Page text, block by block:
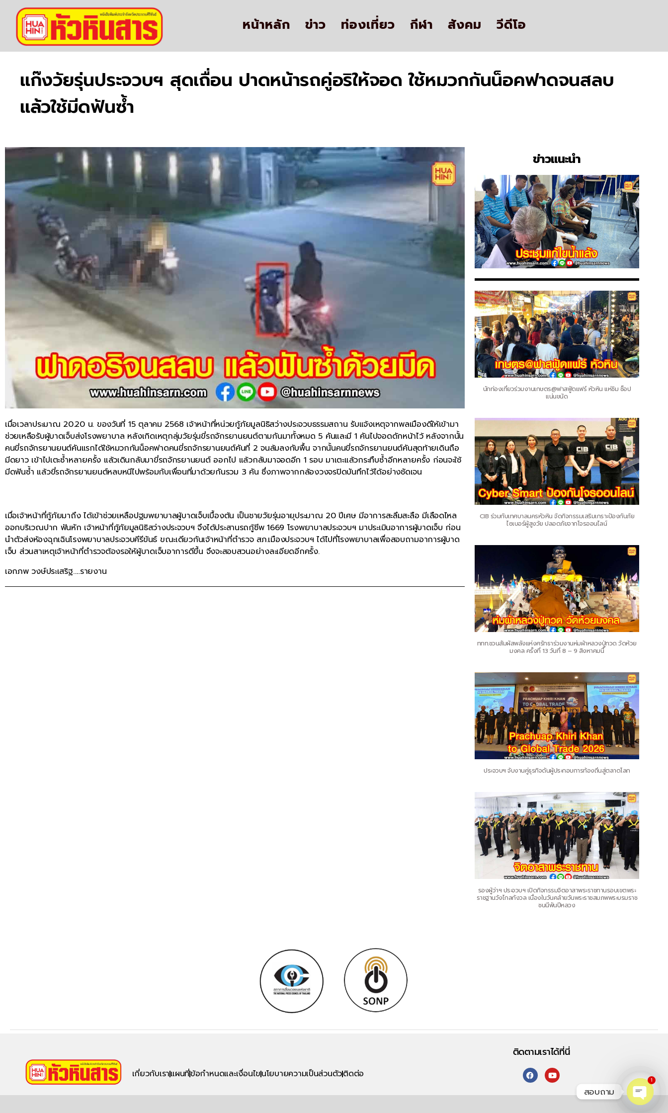
หน้าหลัก ข่าว ท่องเที่ยว กีฬา สังคม วีดีโอ
แก๊งวัยรุ่นประจวบฯ สุดเถื่อน ปาดหน้ารถคู่อริให้จอด ใช้หมวกกันน็อคฟาดจนสลบ
แล้วใช้มีดฟันซ้ำ
เมื่อเวลาประมาณ 20.20 น. ของวันที่ 15 ตุลาคม 2568 เจ้าหน้าที่หน่วยกู้ภัยมูลนิธิสว่างประจวบธรรมสถาน รับแจ้งเหตุจากพลเมืองดีให้เข้ามา
ช่วยเหลือรับผู้บาดเจ็บส่งโรงพยาบาล หลังเกิดเหตุกลุ่มวัยรุ่นขี่รถจักรยานยนต์ตามกันมาทั้งหมด 5 คันและมี 1 คันไปจอดดักหน้าไว้ หลังจากนั้น
คนขี่รถจักรยานยนต์คันแรกได้ใช้หมวกกันน็อคฟาดคนขี่รถจักรยานยนต์คันที่ 2 จนล้มลงกับพื้น จากนั้นคนขี่รถจักรยานยนต์คันสุดท้ายเดินถือ
มีดยาว เข้าไปเตะซ้ำหลายครั้ง แล้วเดินกลับมาขี่รถจักรยานยนต์ ออกไป แล้วกลับมาจอดอีก 1 รอบ มาเตะแล้วกระทืบซ้ำอีกหลายครั้ง ก่อนจะใช้
มีดฟันซ้ำ แล้วขี่รถจักรยานยนต์หลบหนีไปพร้อมกับเพื่อนที่มาด้วยกันรวม 3 คัน ซึ่งภาพจากกล้องวงจรปิดบันทึกไว้ได้อย่างชัดเจน
เมื่อเจ้าหน้าที่กู้ภัยมาถึง ได้เข้าช่วยเหลือปฐมพยาบาลผู้บาดเจ็บเบื้องต้น เป็นชายวัยรุ่นอายุประมาณ 20 ปีเศษ มีอาการสะลึมสะลือ มีเลือดไหล
ออกบริเวณปาก ฟันหัก เจ้าหน้าที่กู้ภัยมูลนิธิสว่างประจวบฯ จึงได้ประสานรถกู้ชีพ 1669 โรงพยาบาลประจวบฯ มาประเมินอาการผู้บาดเจ็บ ก่อน
นำตัวส่งห้องฉุกเฉินโรงพยาบาลประจวบคีรีขันธ์ ขณะเดียวกันเจ้าหน้าที่ตำรวจ สภ.เมืองประจวบฯ ได้ไปที่โรงพยาบาลเพื่อสอบถามอาการผู้บาด
เจ็บ ส่วนสาเหตุเจ้าหน้าที่ตำรวจต้องรอให้ผู้บาดเจ็บอาการดีขึ้น จึงจะสอบสวนอย่างละเอียดอีกครั้ง.
เอกภพ วงษ์ประเสริฐ…..รายงาน
ข่าวแนะนำ
นักท่องเที่ยวร่วมงานเกษตร@ฟาสฟู้ดแฟร์ หัวหิน แห่ชิม ช็อป
แน่นขนัด
CIB ร่วมกับเทศบาลนครหัวหิน จัดกิจกรรมเสริมเกราะป้องกันภัย
ไซเบอร์ผู้สูงวัย ปลอดภัยจากโจรออนไลน์
ททท.ชวนสัมผัสพลังแห่งศรัทธาร่วมงานห่มผ้าหลวงปู่ทวด วัดห้วย
มงคล ครั้งที่ 13 วันที่ 8 – 9 สิงหาคมนี้
ประจวบฯ จับงานคู่ธุรกิจดันผู้ประกอบการท้องถิ่นสู่ตลาดโลก
รองผู้ว่าฯ ประจวบฯ เปิดกิจกรรมจิตอาสาพระราชทานรอบเขตพระ
ราชฐานวังไกลกังวล เนื่องในวันคล้ายวันพระราชสมภพพระบรมราช
ชนนีพันปีหลวง
เกี่ยวกับเราแผนที่ข้อกำหนดและเงื่อนไขนโยบายความเป็นส่วนตัวติดต่อ
ติดตามเราได้ที่นี่
สอบถาม
O
1